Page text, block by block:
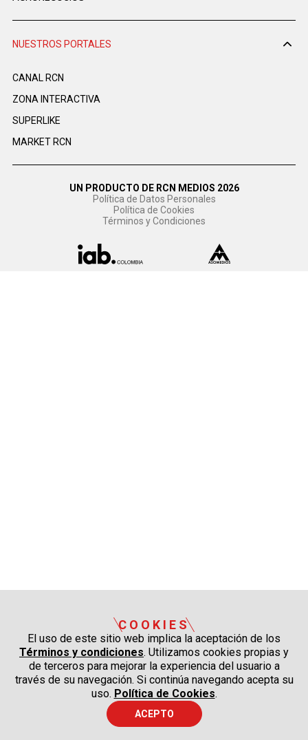
NUESTROS PORTALES
CANAL RCN
ZONA INTERACTIVA
SUPERLIKE
MARKET RCN
UN PRODUCTO DE RCN MEDIOS 2026
Política de Datos Personales
Política de Cookies
Términos y Condiciones
COOKIES
El uso de este sitio web implica la aceptación de los
Términos y condiciones. Utilizamos cookies propias y
de terceros para mejorar la experiencia del usuario a
través de su navegación. Si continúa navegando acepta su
uso. Política de Cookies.
ACEPTO